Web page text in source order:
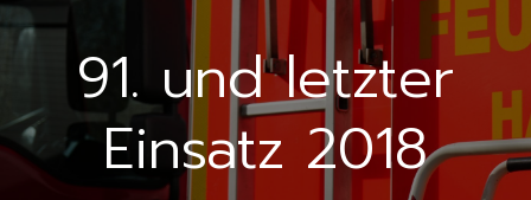
91. und letzter
Einsatz 2018